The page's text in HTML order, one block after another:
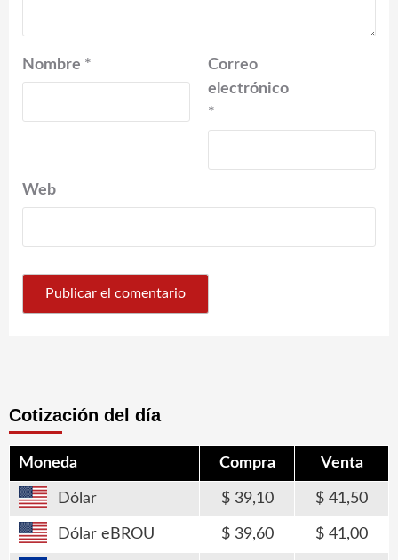
Nombre *
Correo
electrónico
*
Web
Cotización del día
Moneda Compra Venta
Dólar 39,10 41,50
Dólar eBROU 39,60 41,00